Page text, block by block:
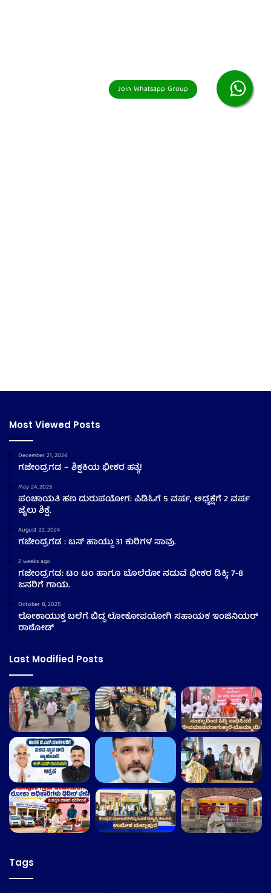
Most Viewed Posts
December 21, 2024
ಗಜೇಂದ್ರಗಡ – ಶಿಕ್ಷಕಿಯ ಭೀಕರ ಹತ್ಯೆ!
May 24, 2025
ಪಂಚಾಯತಿ ಹಣ ದುರುಪಯೋಗ: ಪಿಡಿಓಗೆ 5 ವರ್ಷ, ಅಧ್ಯಕ್ಷೆಗೆ 2 ವರ್ಷ
ಜೈಲು ಶಿಕ್ಷೆ.
August 22, 2024
ಗಜೇಂದ್ರಗಡ : ಬಸ್ ಹಾಯ್ದು 31 ಕುರಿಗಳ ಸಾವು.
2 weeks ago
ಗಜೇಂದ್ರಗಡ: ಟಂ ಟಂ ಹಾಗೂ ಬೊಲೆರೋ ನಡುವೆ ಭೀಕರ ಡಿಕ್ಕಿ; 7-8
ಜನರಿಗೆ ಗಾಯ.
October 8, 2025
ಲೋಕಾಯುಕ್ತ ಬಲೆಗೆ ಬಿದ್ದ ಲೋಕೋಪಯೋಗಿ ಸಹಾಯಕ ಇಂಜಿನಿಯರ್
ರಾಠೋಡ್
Last Modified Posts
Tags